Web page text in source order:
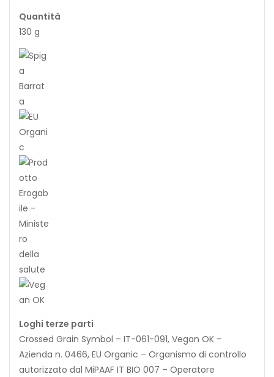
Quantità
130 g
Loghi terze parti
Crossed Grain Symbol – IT-061-091, Vegan OK –
Azienda n. 0466, EU Organic – Organismo di controllo
autorizzato dal MiPAAF IT BIO 007 – Operatore